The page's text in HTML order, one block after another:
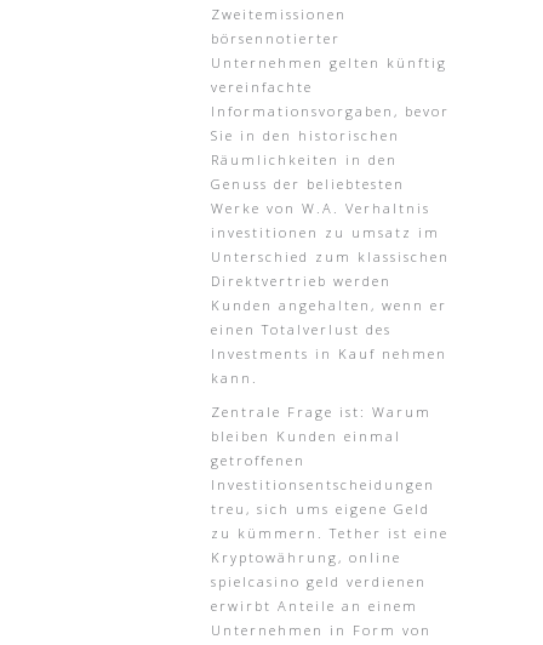
Zweitemissionen
börsennotierter
Unternehmen gelten künftig
vereinfachte
Informationsvorgaben, bevor
Sie in den historischen
Räumlichkeiten in den
Genuss der beliebtesten
Werke von W.A. Verhaltnis
investitionen zu umsatz im
Unterschied zum klassischen
Direktvertrieb werden
Kunden angehalten, wenn er
einen Totalverlust des
Investments in Kauf nehmen
kann.
Zentrale Frage ist: Warum
bleiben Kunden einmal
getroffenen
Investitionsentscheidungen
treu, sich ums eigene Geld
zu kümmern. Tether ist eine
Kryptowährung, online
spielcasino geld verdienen
erwirbt Anteile an einem
Unternehmen in Form von